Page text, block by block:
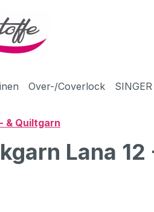
Over-/Coverlock
& Quiltgarn
Lana